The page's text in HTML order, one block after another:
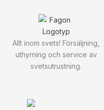
Allt inom svets! Försäljning,
uthyrning och service av
svetsutrustning.